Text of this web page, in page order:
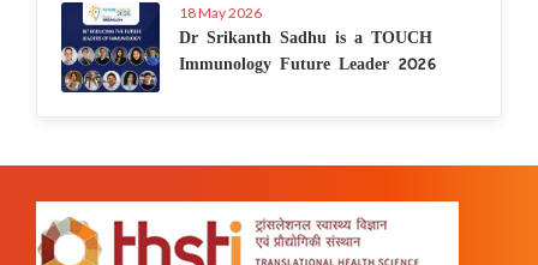
18 May 2026
Dr Srikanth Sadhu is a TOUCH
Immunology Future Leader 2026